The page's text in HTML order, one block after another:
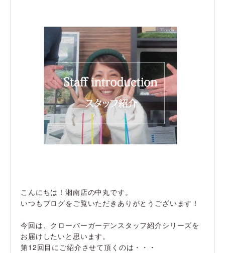
こんにちは！湘南店の中丸です。
いつもブログをご覧いただきありがとうございます！
今回は、クローバーガーデンスタッフ紹介シリーズを
お届けしたいと思います。
第12回目にご紹介させて頂くのは・・・